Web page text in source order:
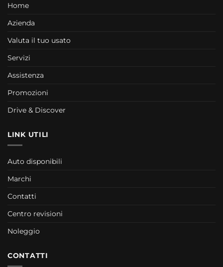
Home
Azienda
Valuta il tuo usato
Servizi
Assistenza
Promozioni
Drive & Discover
LINK UTILI
Auto disponibili
Marchi
Contatti
Centro revisioni
Noleggio
CONTATTI